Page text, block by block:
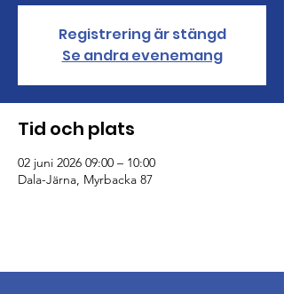
Registrering är stängd
Se andra evenemang
Tid och plats
02 juni 2026 09:00 – 10:00
Dala-Järna, Myrbacka 87